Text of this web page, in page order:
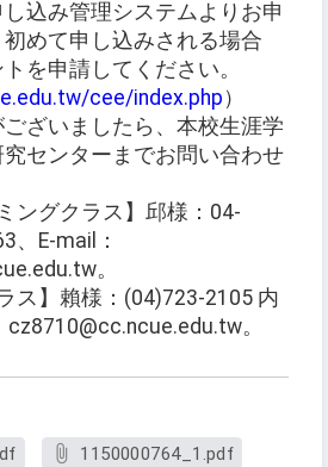
込み管理システムよりお申
めて申し込みされる場合
を申請してください。
cee/index.php ）
ざいましたら、本校生涯学
センターまでお問い合わせ
ングクラス】邱様：04-
、E-mail：
。
ス】賴様：(04)723-2105 内
。
1150000764_1.pdf